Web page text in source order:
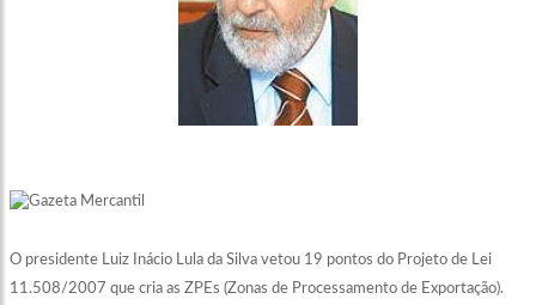
O presidente Luiz Inácio Lula da Silva vetou 19 pontos do Projeto de Lei
11.508/2007 que cria as ZPEs (Zonas de Processamento de Exportação).